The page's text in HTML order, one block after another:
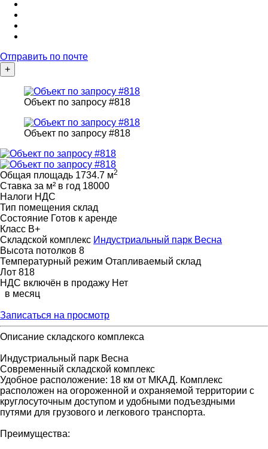
Отправить по почте
+
Объект по запросу #818
Объект по запросу #818
Общая площадь 1734.7 м2
Ставка за м² в год 18000
Налоги НДС
Тип помещения склад
Состояние Готов к аренде
Класс B+
Складской комплекс Индустриальный парк Весна
Высота потолков 8
Температурный режим Отапливаемый склад
Лот 818
НДС включён в продажу Нет
в месяц
Записаться на просмотр
Описание складского комплекса
Индустриальный парк Весна
Современный складской комплекс
Удобное расположение: 18 км от МКАД. Комплекс
расположен на огороженной и охраняемой территории с
круглосуточным доступом и удобными подъездными
путями для грузового и легкового транспорта.
Преимущества: